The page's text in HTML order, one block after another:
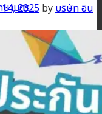
าบุตร
ตร
2025 byบริษัท อิน